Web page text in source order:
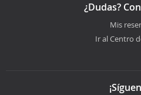
¿Dudas?
Mis
Ir al Centro